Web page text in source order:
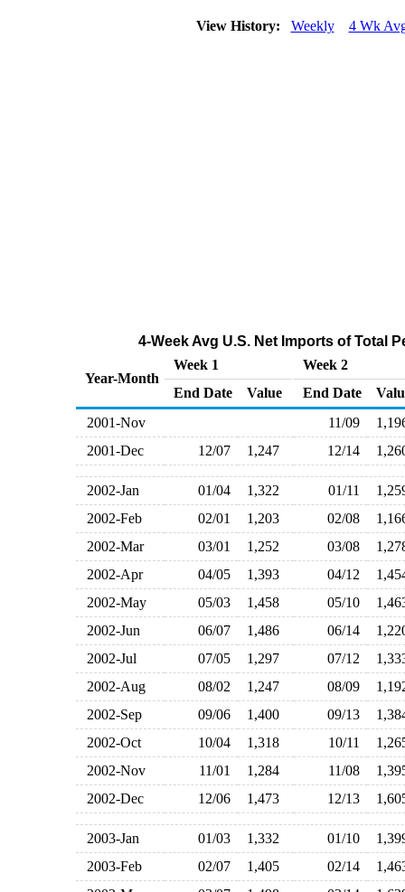
View History: Weekly 4 Wk
4-Week Avg U.S. Net Imports of Total
Year-Month
Week 1
Week 2
End Date
Value End Date
2001-Nov
11/09
2001-Dec
12/07 1,247 12/14
2002-Jan 01/04 1,322 01/11
2002-Feb
02/01 1,203 02/08
2002-Mar
03/01 1,252 03/08
2002-Apr
04/05 1,393 04/12
2002-May
05/03 1,458 05/10
2002-Jun
06/07 1,486 06/14
2002-Jul
07/05 1,297 07/12
2002-Aug
08/02 1,247 08/09
2002-Sep
09/06 1,400 09/13
2002-Oct
10/04 1,318 10/11
2002-Nov
11/01 1,284 11/08
2002-Dec
12/06 1,473 12/13
2003-Jan 01/03 1,332 01/10
2003-Feb
02/07 1,405 02/14